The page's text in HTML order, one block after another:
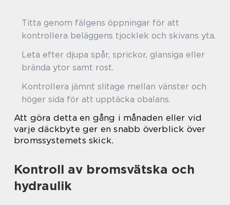
Titta genom fälgens öppningar för att
kontrollera beläggens tjocklek och skivans yta.
Leta efter djupa spår, sprickor, glansiga eller
brända ytor samt rost.
Kontrollera jämnt slitage mellan vänster och
höger sida för att upptäcka obalans.
Att göra detta en gång i månaden eller vid
varje däckbyte ger en snabb överblick över
bromssystemets skick.
Kontroll av bromsvätska och
hydraulik